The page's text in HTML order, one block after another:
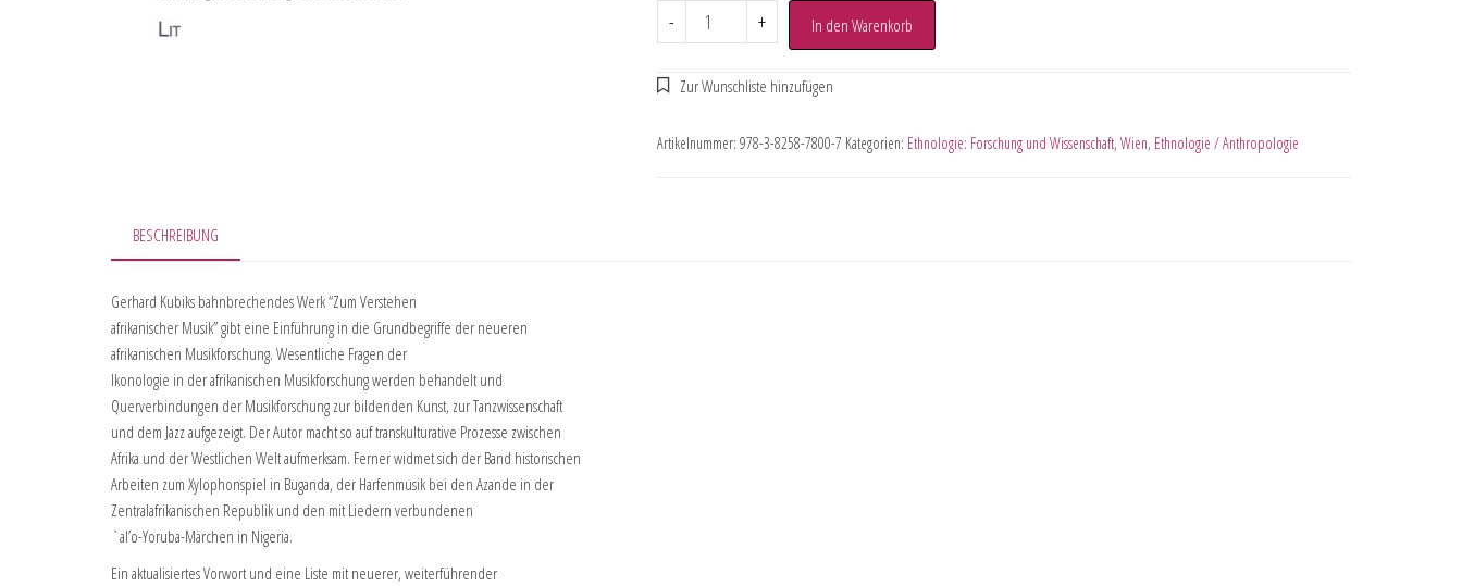
- + In den Warenkorb
Artikelnummer: 978-3-8258-7800-7 Kategorien: Ethnologie: Forschung und Wissenschaft, Wien, Ethnologie / Anthropologie
BESCHREIBUNG
Gerhard Kubiks bahnbrechendes Werk “Zum Verstehen
afrikanischer Musik” gibt eine Einführung in die Grundbegriffe der neueren
afrikanischen Musikforschung. Wesentliche Fragen der
Ikonologie in der afrikanischen Musikforschung werden behandelt und
Querverbindungen der Musikforschung zur bildenden Kunst, zur Tanzwissenschaft
und dem Jazz aufgezeigt. Der Autor macht so auf transkulturative Prozesse zwischen
Afrika und der Westlichen Welt aufmerksam. Ferner widmet sich der Band historischen
Arbeiten zum Xylophonspiel in Buganda, der Harfenmusik bei den Azande in der
Zentralafrikanischen Republik und den mit Liedern verbundenen
`al’o-Yoruba-Märchen in Nigeria.
Ein aktualisiertes Vorwort und eine Liste mit neuerer, weiterführender